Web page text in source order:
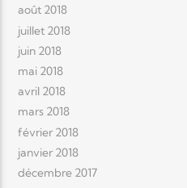
août 2018
juillet 2018
juin 2018
mai 2018
avril 2018
mars 2018
février 2018
janvier 2018
décembre 2017